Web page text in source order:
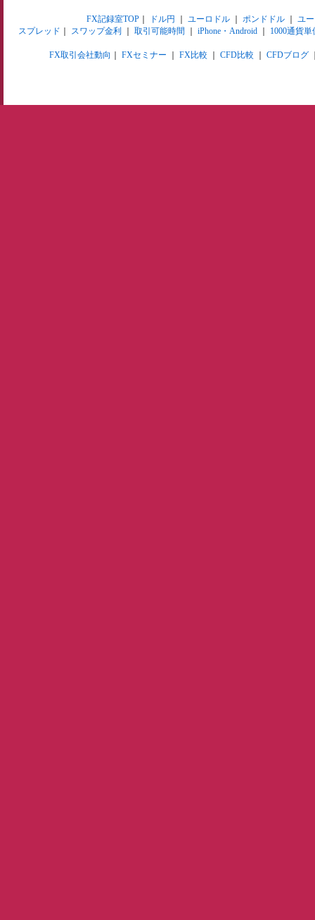
FX記録室TOP｜ ドル円 ユーロドル｜ ポンドドル｜ ユ
スプレッド
スワップ金利 取引可能時間 iPhone・Android 1000通貨単
FX取引会社動向 FXセミナー FX比較 CFD比較 CFDブログ